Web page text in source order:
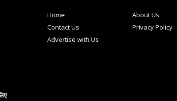
Home
About Us
Contact Us
Privacy Policy
Advertise with Us